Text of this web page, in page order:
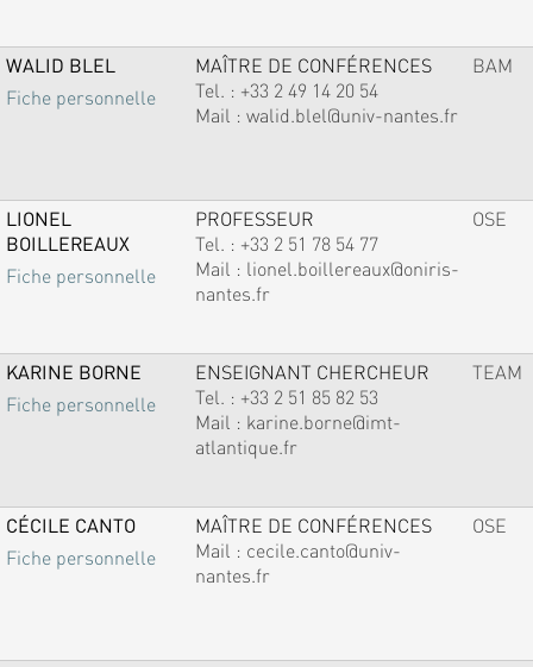
WALID BLEL
Fiche personnelle
MAÎTRE DE CONFÉRENCES
Tel. : +33 2 49 14 20 54
Mail : walid.blel@univ-nantes.fr
BAM
LIONEL
BOILLEREAUX
Fiche personnelle
PROFESSEUR
Tel. : +33 2 51 78 54 77
Mail : lionel.boillereaux@oniris-
nantes.fr
OSE
KARINE BORNE
Fiche personnelle
ENSEIGNANT CHERCHEUR
Tel. : +33 2 51 85 82 53
Mail : karine.borne@imt-
atlantique.fr
TEAM
CÉCILE CANTO
Fiche personnelle
MAÎTRE DE CONFÉRENCES
Mail : cecile.canto@univ-
nantes.fr
OSE